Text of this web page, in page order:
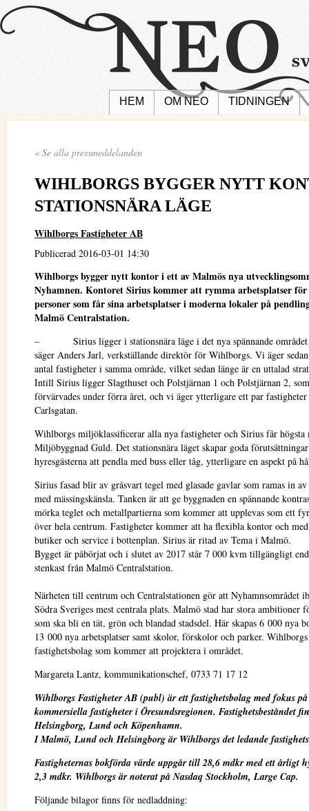
HEM OM NEO TIDNINGEN
« Se alla pressmeddelanden
WIHLBORGS BYGGER NYTT
STATIONSNÄRA LÄGE
Wihlborgs Fastigheter AB
Publicerad 2016-03-01 14:30
Wihlborgs bygger nytt kontor i ett av Malmös nya
Nyhamnen. Kontoret Sirius kommer att rymma arbetsplatser
personer som får sina arbetsplatser i moderna lokaler på
Malmö Centralstation.
– Sirius ligger i stationsnära läge i det nya spännande området
säger Anders Jarl, verkställande direktör för Wihlborgs. Vi äger
antal fastigheter i samma område, vilket sedan länge är en uttalad
Intill Sirius ligger Slagthuset och Polstjärnan 1 och Polstjärnan 2,
förvärvades under förra året, och vi äger ytterligare ett par fastigheter
Carlsgatan.
Wihlborgs miljöklassificerar alla nya fastigheter och Sirius får högsta
Miljöbyggnad Guld. Det stationsnära läget skapar goda
hyresgästerna att pendla med buss eller tåg, ytterligare en aspekt på
Sirius fasad blir av gråsvart tegel med glasade gavlar som ramas in
med mässingskänsla. Tanken är att ge byggnaden en spännande
mörka teglet och metallpartierna som kommer att upplevas som ett
över hela centrum. Fastigheter kommer att ha flexibla kontor och
butiker och service i bottenplan. Sirius är ritad av Tema i Malmö.
Bygget är påbörjat och i slutet av 2017 står 7 000 kvm tillgängligt
stenkast från Malmö Centralstation.
Närheten till centrum och Centralstationen gör att Nyhamnsområdet
Södra Sveriges mest centrala plats. Malmö stad har stora ambitioner
som ska bli en tät, grön och blandad stadsdel. Här skapas 6 000 nya
13 000 nya arbetsplatser samt skolor, förskolor och parker.
fastighetsbolag som kommer att projektera i området.
Margareta Lantz, kommunikationschef, 0733 71 17 12
Wihlborgs Fastigheter AB (publ) är ett fastighetsbolag med fokus på
kommersiella fastigheter i Öresundsregionen. Fastighetsbeståndet
Helsingborg, Lund och Köpenhamn.
I Malmö, Lund och Helsingborg är Wihlborgs det ledande
Fastigheternas bokförda värde uppgår till 28,6 mdkr med ett årligt
2,3 mdkr. Wihlborgs är noterat på Nasdaq Stockholm, Large Cap.
Följande bilagor finns för nedladdning: